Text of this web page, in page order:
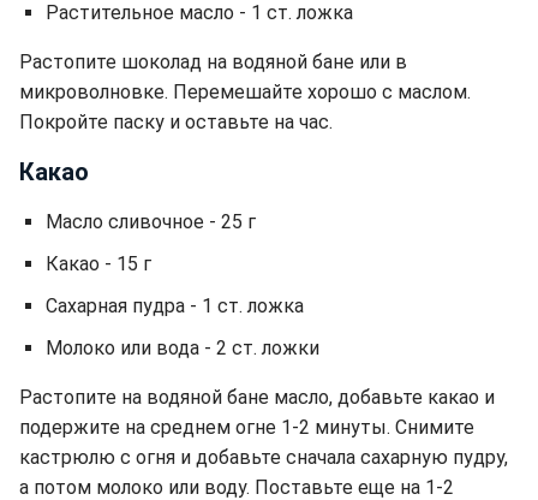
Растительное масло - 1 ст. ложка
Растопите шоколад на водяной бане или в
микроволновке. Перемешайте хорошо с маслом.
Покройте паску и оставьте на час.
Какао
Масло сливочное - 25 г
Какао - 15 г
Сахарная пудра - 1 ст. ложка
Молоко или вода - 2 ст. ложки
Растопите на водяной бане масло, добавьте какао и
подержите на среднем огне 1-2 минуты. Снимите
кастрюлю с огня и добавьте сначала сахарную пудру,
а потом молоко или воду. Поставьте еще на 1-2